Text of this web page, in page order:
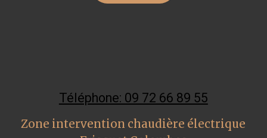
Téléphone: 09 72 66 89 55
Zone intervention chaudière électrique